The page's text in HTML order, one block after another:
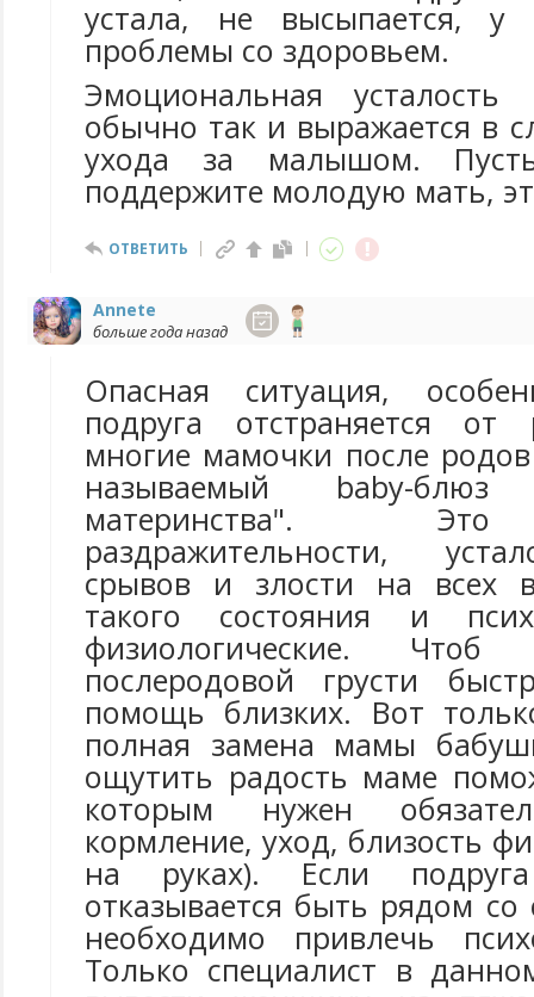
устала, не высыпается, у
проблемы со здоровьем.
Эмоциональная
обычно так и выражается в
ухода за малышом.
поддержите молодую мать,
ОТВЕТИТЬ
Annete
больше года назад
Опасная ситуация,
подруга отстраняется от
многие мамочки после
называемый baby-
материнства".
раздражительности,
срывов и злости на всех
такого состояния и
физиологические.
послеродовой грусти
помощь близких. Вот
полная замена мамы
ощутить радость маме
которым нужен
кормление, уход, близость
на руках). Если подруга
отказывается быть рядом
необходимо привлечь
Только специалист в